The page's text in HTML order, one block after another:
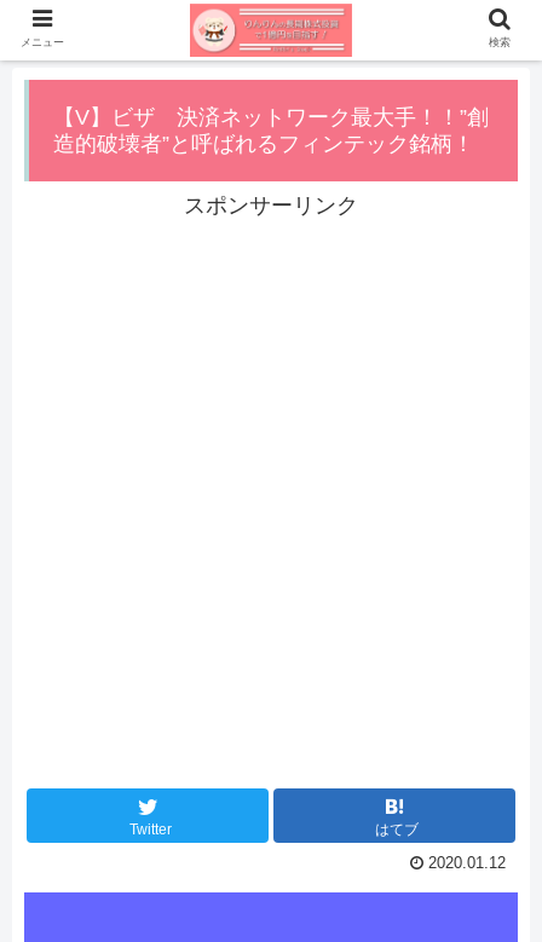
【V】ビザ 決済ネットワーク最大手！！”創
造的破壊者”と呼ばれるフィンテック銘柄！
スポンサーリンク
Twitter はてブ
2020.01.12
メニュー 検索